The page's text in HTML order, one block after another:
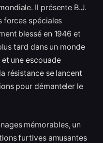
Il présente B.J.
forces spéciales
blessé en 1946 et
tard dans un monde
une escouade
résistance se lancent
pour démanteler le
mémorables, un
furtives amusantes